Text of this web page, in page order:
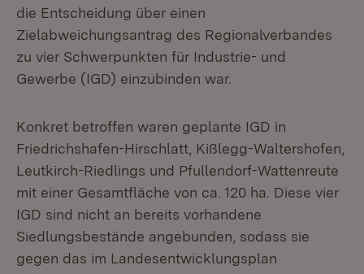
die Entscheidung über einen
Zielabweichungsantrag des Regionalverbandes
zu vier Schwerpunkten für Industrie- und
Gewerbe (IGD) einzubinden war.
Konkret betroffen waren geplante IGD in
Friedrichshafen-Hirschlatt, Kißlegg-Waltershofen,
Leutkirch-Riedlings und Pfullendorf-Wattenreute
mit einer Gesamtfläche von ca. 120 ha. Diese vier
IGD sind nicht an bereits vorhandene
Siedlungsbestände angebunden, sodass sie
gegen das im Landesentwicklungsplan